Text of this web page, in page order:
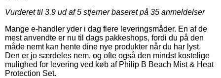
Vurderet til 3.9 ud af 5 stjerner baseret på 35 anmeldelser
Mange e-handler yder i dag flere leveringsmåder. En af de
mest anvendte er nu til dags pakkeshops, fordi du på den
måde nemt kan hente dine nye produkter når du har lyst.
Den er jo særdeles nem, og ofte også den mindst kostelige
mulighed for levering ved køb af Philip B Beach Mist & Heat
Protection Set.